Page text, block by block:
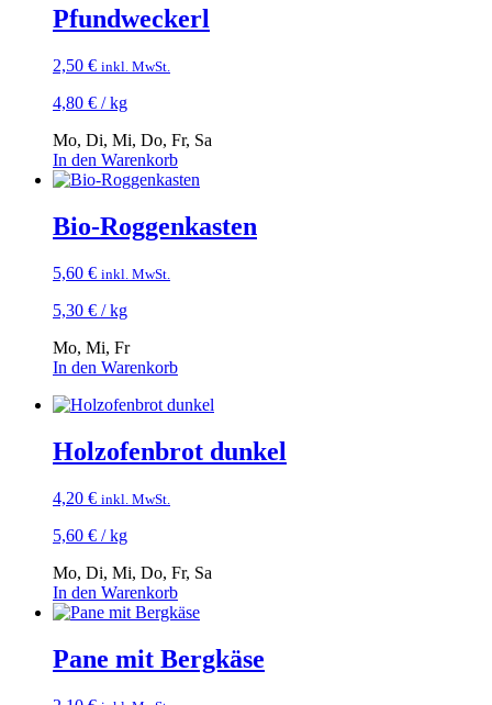
Pfundweckerl
2,50 € inkl. MwSt.
4,80 € /kg
Mo, Di, Mi, Do, Fr, Sa
In den Warenkorb
Bio-Roggenkasten
5,60 € inkl. MwSt.
5,30 € /kg
Mo, Mi, Fr
In den Warenkorb
Holzofenbrot dunkel
4,20 € inkl. MwSt.
5,60 € /kg
Mo, Di, Mi, Do, Fr, Sa
In den Warenkorb
Pane mit Bergkäse